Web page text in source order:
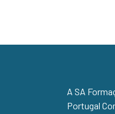
A SA
Portugal